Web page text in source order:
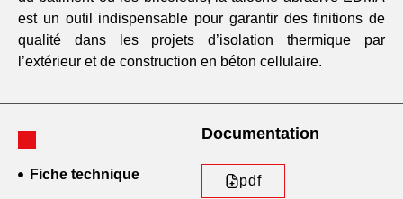
est un outil indispensable pour garantir des finitions de
qualité dans les projets d’isolation thermique par
l’extérieur et de construction en béton cellulaire.
Documentation
Fiche technique
pdf